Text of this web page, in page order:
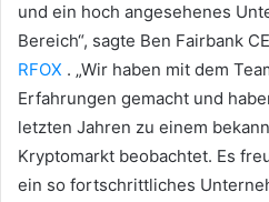
und ein hoch angesehenes
Bereich“, sagte Ben Fairbank
RFOX . „Wir haben mit dem
Erfahrungen gemacht und
letzten Jahren zu einem
Kryptomarkt beobachtet. Es
ein so fortschrittliches